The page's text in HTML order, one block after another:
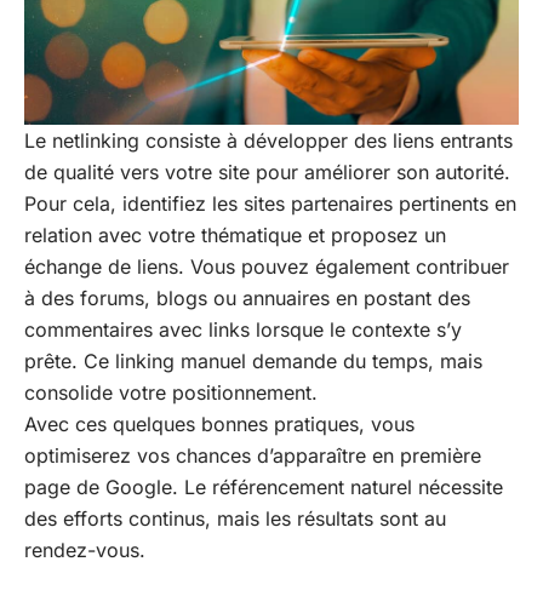
Le netlinking consiste à développer des liens entrants
de qualité vers votre site pour améliorer son autorité.
Pour cela, identifiez les sites partenaires pertinents en
relation avec votre thématique et proposez un
échange de liens. Vous pouvez également contribuer
à des forums, blogs ou annuaires en postant des
commentaires avec links lorsque le contexte s’y
prête. Ce linking manuel demande du temps, mais
consolide votre positionnement.
Avec ces quelques bonnes pratiques, vous
optimiserez vos chances d’apparaître en première
page de Google. Le référencement naturel nécessite
des efforts continus, mais les résultats sont au
rendez-vous.